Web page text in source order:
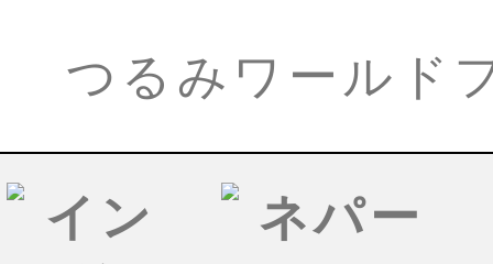
つるみワールド